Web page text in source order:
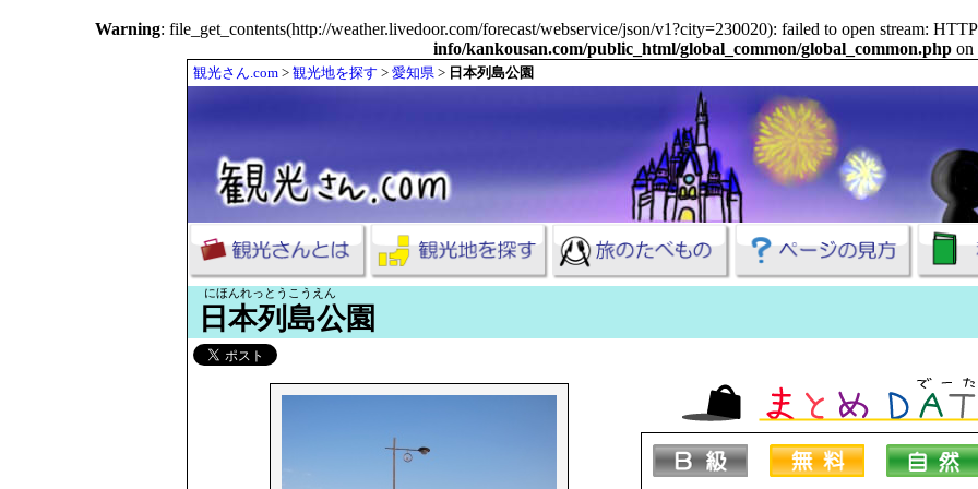
Warning: file_get_contents(http://weather.livedoor.com/forecast/webservice/json/v1?city=230020): failed to open stream:
info/kankousan.com/public_html/global_common/global_common.php
観光さん.com > 観光地を探す > 愛知県 > 日本列島公園
にほんれっとうこうえん
日本列島公園